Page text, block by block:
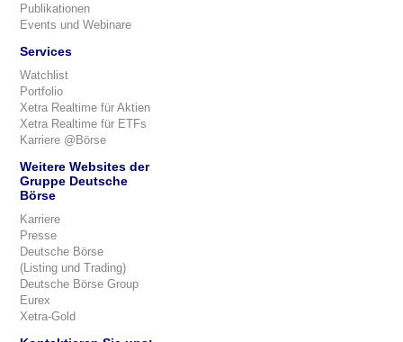
Publikationen
Events und Webinare
Services
Watchlist
Portfolio
Xetra Realtime für Aktien
Xetra Realtime für ETFs
Karriere @Börse
Weitere Websites der
Gruppe Deutsche
Börse
Karriere
Presse
Deutsche Börse
(Listing und Trading)
Deutsche Börse Group
Eurex
Xetra-Gold